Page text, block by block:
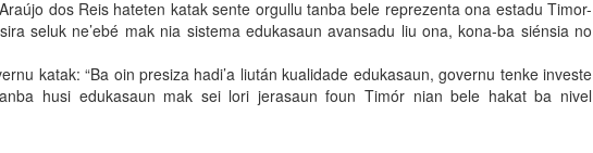
dos Reis hateten katak sente orgullu tanba bele reprezenta ona estadu Timor-
seluk ne’ebé mak nia sistema edukasaun avansadu liu ona, kona-ba siénsia no
katak: “Ba oin presiza hadi’a liután kualidade edukasaun, governu tenke investe
husi edukasaun mak sei lori jerasaun foun Timór nian bele hakat ba nivel